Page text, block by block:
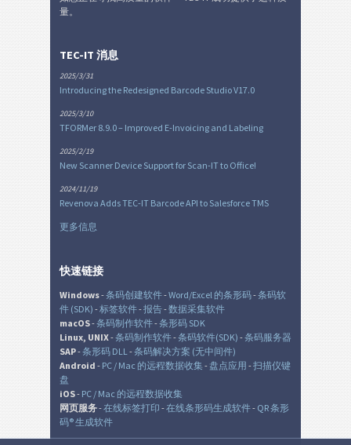
量。
TEC-IT 消息
2025/3/31
Introducing the Redesigned Barcode Studio V17.0
2025/3/10
TFORMer 8.9.0 – Improved E-Invoicing and Labeling
2025/2/19
New Scanner Device Support for Scan-IT to Office!
2024/11/19
Revenova Adds TEC-IT Barcode API to Salesforce TMS
更多信息
快速链接
Windows-条码创建软件-Word/Excel 的条形码-条码软
件 (SDK) -标签软件-报告-数据采集软件
macOS-条码制作软件-条形码 SDK
Linux, UNIX-条码制作软件-条码软件(SDK) -条码服务器
SAP-条形码 DLL -条码解决方案 (无中间件)
Android - PC / Mac 的远程数据收集- 盘点应用 -扫描仪键
盘
iOS- PC / Mac 的远程数据收集
网页服务-在线标签打印 -在线条形码生成软件- QR 条形
码® 生成软件